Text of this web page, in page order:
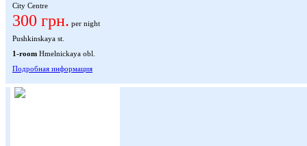
City Centre
300 грн. per night
Pushkinskaya st.
1-room Hmelnickaya obl.
Подробная информация